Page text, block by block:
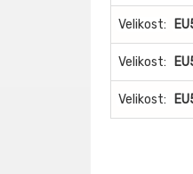
Velikost:
Velikost:
Velikost: